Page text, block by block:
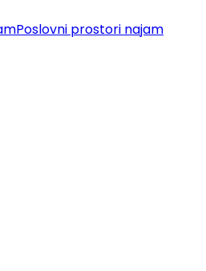
Poslovni prostori najam